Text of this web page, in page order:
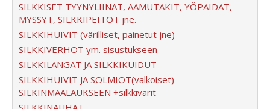
SILKKISET TYYNYLIINAT, AAMUTAKIT, YÖPAIDAT,
MYSSYT, SILKKIPEITOT jne.
SILKKIHUIVIT (värilliset, painetut jne)
SILKKIVERHOT ym. sisustukseen
SILKKILANGAT JA SILKKIKUIDUT
SILKKIHUIVIT JA SOLMIOT(valkoiset)
SILKINMAALAUKSEEN +silkkivärit